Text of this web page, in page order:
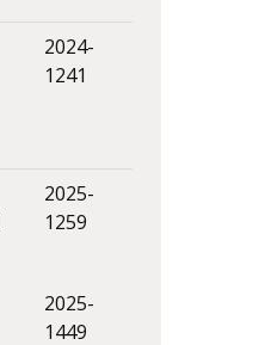
2024-
1241
2025-
1259
2025-
1449